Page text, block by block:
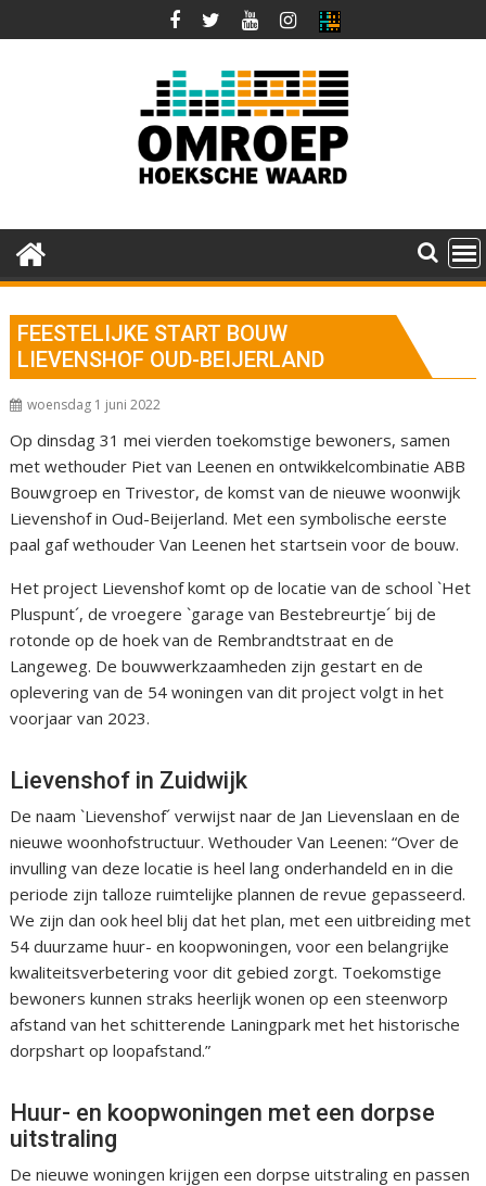
naar
FEESTELIJKE START BOUW
LIEVENSHOF OUD-BEIJERLAND
woensdag 1 juni 2022
Op dinsdag 31 mei vierden toekomstige bewoners, samen
met wethouder Piet van Leenen en ontwikkelcombinatie ABB
Bouwgroep en Trivestor, de komst van de nieuwe woonwijk
Lievenshof in Oud-Beijerland. Met een symbolische eerste
paal gaf wethouder Van Leenen het startsein voor de bouw.
Het project Lievenshof komt op de locatie van de school `Het
Pluspunt´, de vroegere `garage van Bestebreurtje´ bij de
rotonde op de hoek van de Rembrandtstraat en de
Langeweg. De bouwwerkzaamheden zijn gestart en de
oplevering van de 54 woningen van dit project volgt in het
voorjaar van 2023.
Lievenshof in Zuidwijk
De naam `Lievenshof´ verwijst naar de Jan Lievenslaan en de
nieuwe woonhofstructuur. Wethouder Van Leenen: “Over de
invulling van deze locatie is heel lang onderhandeld en in die
periode zijn talloze ruimtelijke plannen de revue gepasseerd.
We zijn dan ook heel blij dat het plan, met een uitbreiding met
54 duurzame huur- en koopwoningen, voor een belangrijke
kwaliteitsverbetering voor dit gebied zorgt. Toekomstige
bewoners kunnen straks heerlijk wonen op een steenworp
afstand van het schitterende Laningpark met het historische
dorpshart op loopafstand.”
Huur- en koopwoningen met een dorpse
uitstraling
De nieuwe woningen krijgen een dorpse uitstraling en passen